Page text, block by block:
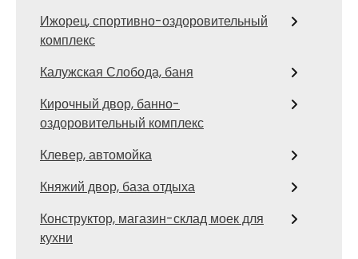
Ижорец, спортивно-оздоровительный
комплекс
Калужская Слобода, баня
Кирочный двор, банно-
оздоровительный комплекс
Клевер, автомойка
Княжий двор, база отдыха
Конструктор, магазин-склад моек для
кухни